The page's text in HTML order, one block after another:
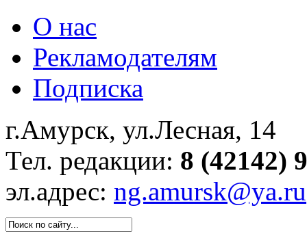
О нас
Рекламодателям
Подписка
г.Амурск, ул.Лесная, 14
Тел. редакции: 8 (42142)
эл.адрес: ng.amursk@ya.ru